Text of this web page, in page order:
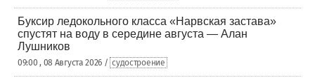
Буксир ледокольного класса «Нарвская застава»
спустят на воду в середине августа — Алан
Лушников
09:00 , 08 Августа 2026 / судостроение